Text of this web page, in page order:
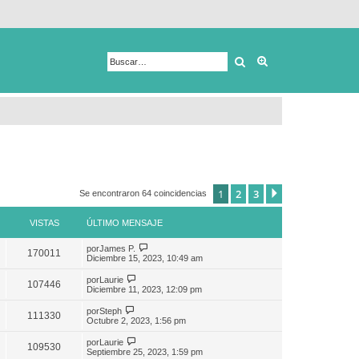
Buscar
Se encontraron 64 coincidencias 1 2 3
VISTAS ÚLTIMO MENSAJE
170011 porJames P.
Diciembre 15, 2023, 10:49 am
107446 porLaurie
Diciembre 11, 2023, 12:09 pm
111330 porSteph
Octubre 2, 2023, 1:56 pm
109530 porLaurie
Septiembre 25, 2023, 1:59 pm